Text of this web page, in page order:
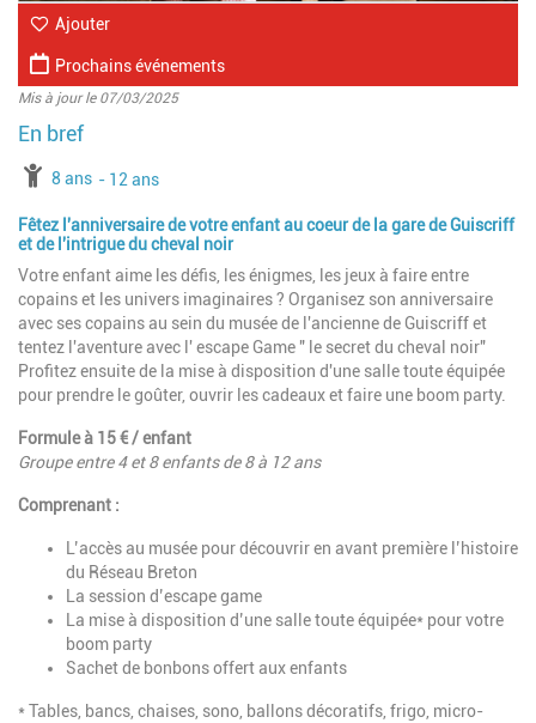
Ajouter
Prochains événements
Mis à jour le 07/03/2025
à partir de
8 ans jusqu'à l'âge de
12 ans
Fêtez l'anniversaire de votre enfant au coeur de la gare de Guiscriff
et de l'intrigue du cheval noir
Votre enfant aime les défis, les énigmes, les jeux à faire entre
copains et les univers imaginaires ? Organisez son anniversaire
avec ses copains au sein du musée de l'ancienne de Guiscriff et
tentez l'aventure avec l' escape Game " le secret du cheval noir"
Profitez ensuite de la mise à disposition d'une salle toute équipée
pour prendre le goûter, ouvrir les cadeaux et faire une boom party.
Formule à 15 € / enfant
Groupe entre 4 et 8 enfants de 8 à 12 ans
Comprenant :
L’accès au musée pour découvrir en avant première l’histoire
du Réseau Breton
La session d’escape game
La mise à disposition d’une salle toute équipée* pour votre
boom party
Sachet de bonbons offert aux enfants
* Tables, bancs, chaises, sono, ballons décoratifs, frigo, micro-